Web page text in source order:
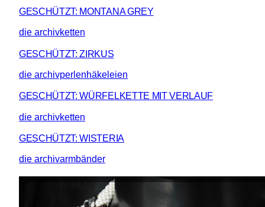
GESCHÜTZT: MONTANA GREY
die archivketten
GESCHÜTZT: ZIRKUS
die archivperlenhäkeleien
GESCHÜTZT: WÜRFELKETTE MIT VERLAUF
die archivketten
GESCHÜTZT: WISTERIA
die archivarmbänder